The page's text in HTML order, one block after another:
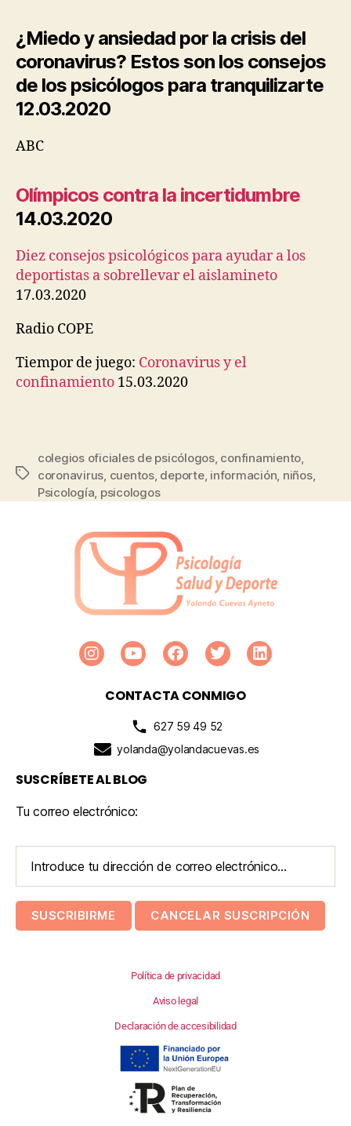
¿Miedo y ansiedad por la crisis del
coronavirus? Estos son los consejos
de los psicólogos para tranquilizarte
12.03.2020
ABC
Olímpicos contra la incertidumbre
14.03.2020
Diez consejos psicológicos para ayudar a los
deportistas a sobrellevar el aislamineto
17.03.2020
Radio COPE
Tiempor de juego: Coronavirus y el
confinamiento 15.03.2020
colegios oficiales de psicólogos, confinamiento,
coronavirus, cuentos, deporte, información, niños,
Psicología, psicologos
CONTACTA CONMIGO
627 59 49 52
yolanda@yolandacuevas.es
SUSCRÍBETE AL BLOG
Tu correo electrónico:
Política de privacidad
Aviso legal
Declaración de accesibilidad